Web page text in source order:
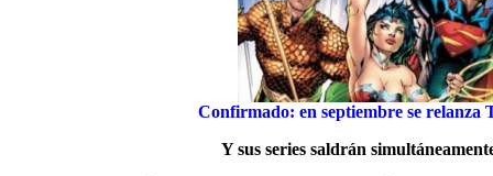
Confirmado: en septiembre se relanza
Y sus series saldrán